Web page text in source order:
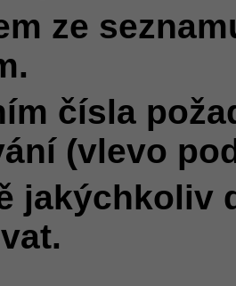
ze
čísla
(vlevo
jakýchkoliv